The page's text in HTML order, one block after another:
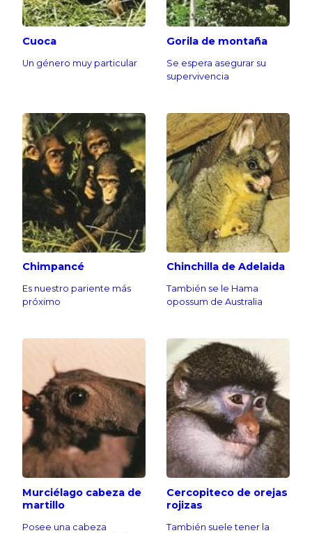
Cuoca
Un género muy particular
Gorila de montaña
Se espera asegurar su
supervivencia
Chimpancé
Es nuestro pariente más
próximo
Chinchilla de Adelaida
También se le Hama
opossum de Australia
Murciélago cabeza de
martillo
Posee una cabeza
Cercopiteco de orejas
rojizas
También suele tener la